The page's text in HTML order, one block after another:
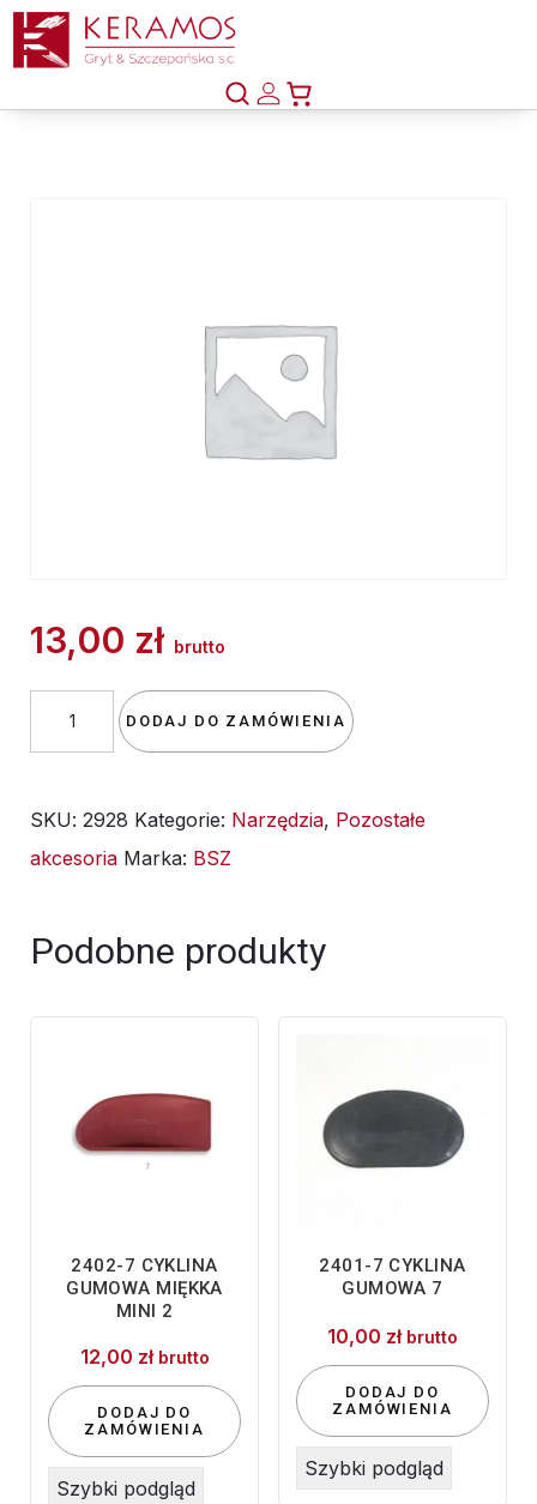
13,00 zł brutto
drut
DODAJ DO ZAMÓWIENIA
SKU: 2928 Kategorie: Narzędzia, Pozostałe
akcesoria Marka: BSZ
Podobne produkty
2402-7 CYKLINA
GUMOWA MIĘKKA
MINI 2
12,00 zł brutto
DODAJ DO
ZAMÓWIENIA
Szybki podgląd
2401-7 CYKLINA
GUMOWA 7
10,00 zł brutto
DODAJ DO
ZAMÓWIENIA
Szybki podgląd